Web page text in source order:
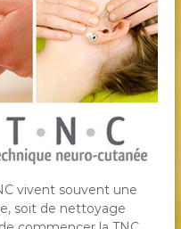
vivent souvent une
soit de nettoyage